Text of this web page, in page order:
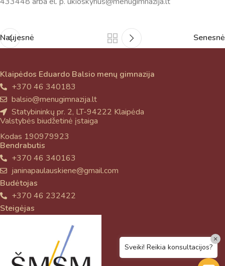
Naujesnė Senesnė
Klaipėdos Eduardo Balsio menų gimnazija
+370 46 340183
balsio@menugimnazija.lt
Statybininkų pr. 2, LT-94222 Klaipėda
Valstybės biudžetinė įstaiga
Kodas 190979923
Bendrabutis
+370 46 340163
janinapaulauskiene@gmail.com
Budėtojas
+370 46 232422
Steigėjas
Sveiki! Reikia konsultacijos?
×